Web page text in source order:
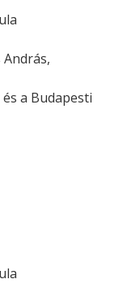
a Budapesti